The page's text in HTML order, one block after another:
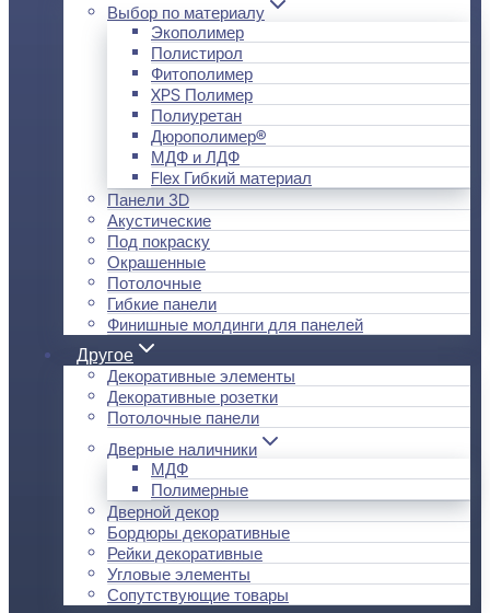
Выбор по материалу
Экополимер
Полистирол
Фитополимер
XPS Полимер
Полиуретан
Дюрополимер®
МДФ и ЛДФ
Flex Гибкий материал
Панели 3D
Акустические
Под покраску
Окрашенные
Потолочные
Гибкие панели
Финишные молдинги для панелей
Другое
Декоративные элементы
Декоративные розетки
Потолочные панели
Дверные наличники
МДФ
Полимерные
Дверной декор
Бордюры декоративные
Рейки декоративные
Угловые элементы
Сопутствующие товары